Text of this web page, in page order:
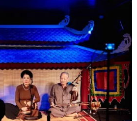
số” hỗ trợ người dân tiếp
nghệ
thông minh” giúp người dân dễ
tin, hồ sơ, thủ tục, văn bản quy
tìm kiếm thông tin cho nhu cầu
kiến thức…